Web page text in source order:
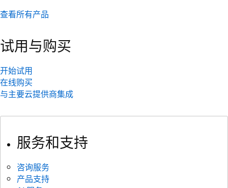
查看所有产品
试用与购买
开始试用
在线购买
与主要云提供商集成
服务和支持
咨询服务
产品支持